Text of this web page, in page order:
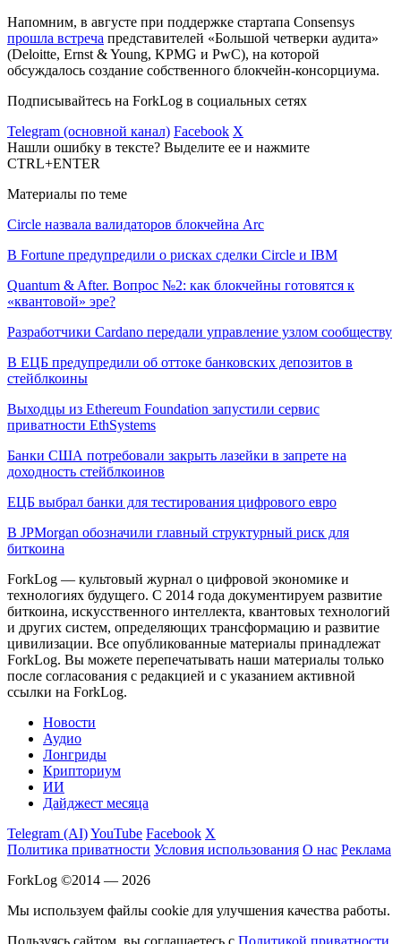
Напомним, в августе при поддержке стартапа Consensys
прошла встреча представителей «Большой четверки аудита»
(Deloitte, Ernst & Young, KPMG и PwC), на которой
обсуждалось создание собственного блокчейн-консорциума.
Подписывайтесь на ForkLog в социальных сетях
Telegram (основной канал) Facebook X
Нашли ошибку в тексте? Выделите ее и нажмите
CTRL+ENTER
Материалы по теме
Circle назвала валидаторов блокчейна Arc
В Fortune предупредили о рисках сделки Circle и IBM
Quantum & After. Вопрос №2: как блокчейны готовятся к
«квантовой» эре?
Разработчики Cardano передали управление узлом сообществу
В ЕЦБ предупредили об оттоке банковских депозитов в
стейблкоины
Выходцы из Ethereum Foundation запустили сервис
приватности EthSystems
Банки США потребовали закрыть лазейки в запрете на
доходность стейблкоинов
ЕЦБ выбрал банки для тестирования цифрового евро
В JPMorgan обозначили главный структурный риск для
биткоина
ForkLog — культовый журнал о цифровой экономике и
технологиях будущего. С 2014 года документируем развитие
биткоина, искусственного интеллекта, квантовых технологий
и других систем, определяющих трансформацию и развитие
цивилизации. Все опубликованные материалы принадлежат
ForkLog. Вы можете перепечатывать наши материалы только
после согласования с редакцией и с указанием активной
ссылки на ForkLog.
Новости
Аудио
Лонгриды
Крипториум
ИИ
Дайджест месяца
Telegram (AI)YouTube Facebook X
Политика приватности Условия использования О нас Реклама
ForkLog ©2014 — 2026
Мы используем файлы cookie для улучшения качества работы.
Пользуясь сайтом, вы соглашаетесь с Политикой приватности